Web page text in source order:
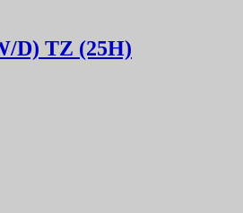
D) TZ (25H)